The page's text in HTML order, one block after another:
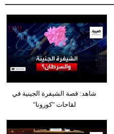
شاهد: قصة الشيفرة الجينية في
لقاحات "كورونا"